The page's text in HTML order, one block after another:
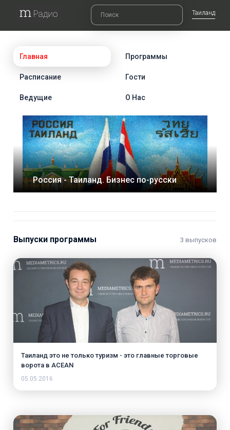
Таиланд
Главная Программы
Расписание Гости
Ведущие О Нас
Россия - Таиланд. Бизнес по-русски
Выпуски программы 3 выпусков
Таиланд это не только туризм - это главные торговые
ворота в ACEAN
05.05.2016